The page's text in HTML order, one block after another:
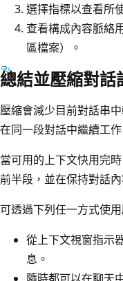
選擇指標以查看所
查看構成內容脈絡
區檔案）。
總結並壓縮對話
壓縮會減少目前對話串
在同一段對話中繼續工作
當可用的上下文快用完
前半段，並在保持對話
可透過下列任一方式使用
從上下文視窗指示
息。